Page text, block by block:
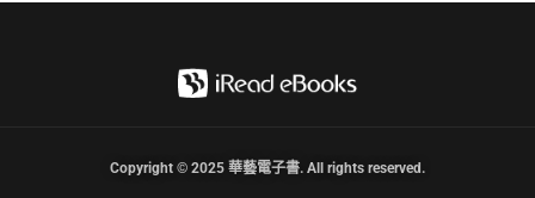
Copyright © 2025 華藝電子書. All rights reserved.